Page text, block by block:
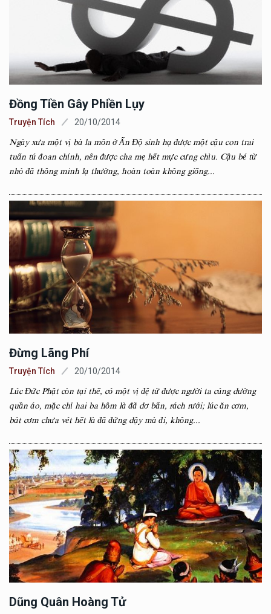
Đồng Tiền Gây Phiền Lụy
Truyện Tích 20/10/2014
Ngày xưa một vị bà la môn ở Ấn Độ sinh hạ được một cậu con trai
tuấn tú đoan chính, nên được cha mẹ hết mực cưng chìu. Cậu bé từ
nhỏ đã thông minh lạ thường, hoàn toàn không giống...
Đừng Lãng Phí
Truyện Tích 20/10/2014
Lúc Đức Phật còn tại thế, có một vị đệ tử được người ta cúng dường
quần áo, mặc chỉ hai ba hôm là đã dơ bẩn, rách rưới; lúc ăn cơm,
bát cơm chưa vét hết là đã đứng dậy mà đi, không...
Dũng Quân Hoàng Tử